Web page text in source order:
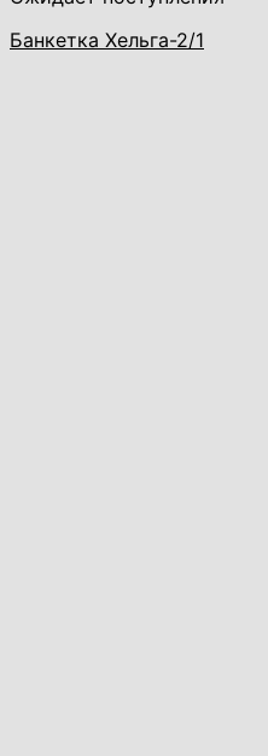
Банкетка Хельга-2/1